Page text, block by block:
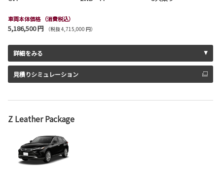
車両本体価格 （消費税込）
5,186,500 円 （税抜 4,715,000 円）
詳細をみる
見積りシミュレーション
Z Leather Package